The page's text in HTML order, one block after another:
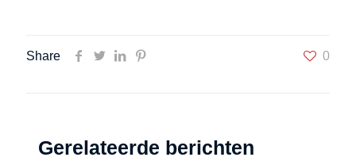
Share 0
Gerelateerde berichten